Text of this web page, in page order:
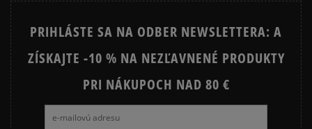
PRIHLÁSTE SA NA ODBER NEWSLETTERA: A
ZÍSKAJTE -10 % NA NEZĽAVNENÉ PRODUKTY
PRI NÁKUPOCH NAD 80 €